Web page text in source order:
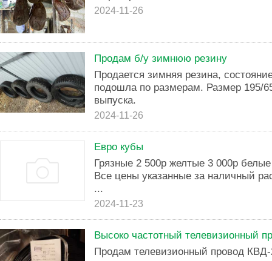
2024-11-26
Продам б/у зимнюю резину
Продается зимняя резина,
подошла по размерам. Размер 195/
выпуска.
2024-11-26
Евро кубы
Грязные 2 500р желтые 3 000р
Все цены указанные за наличный
...
2024-11-23
Высоко частотный телевизионный
Продам телевизионный провод КВД-